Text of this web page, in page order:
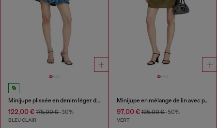
Minijupe plissée en denim léger délavé
122,00 € 175,00 €-30%
BLEU CLAIR
Minijupe en mélange de lin avec poches cargo
97,00 €195,00 €-50%
VERT